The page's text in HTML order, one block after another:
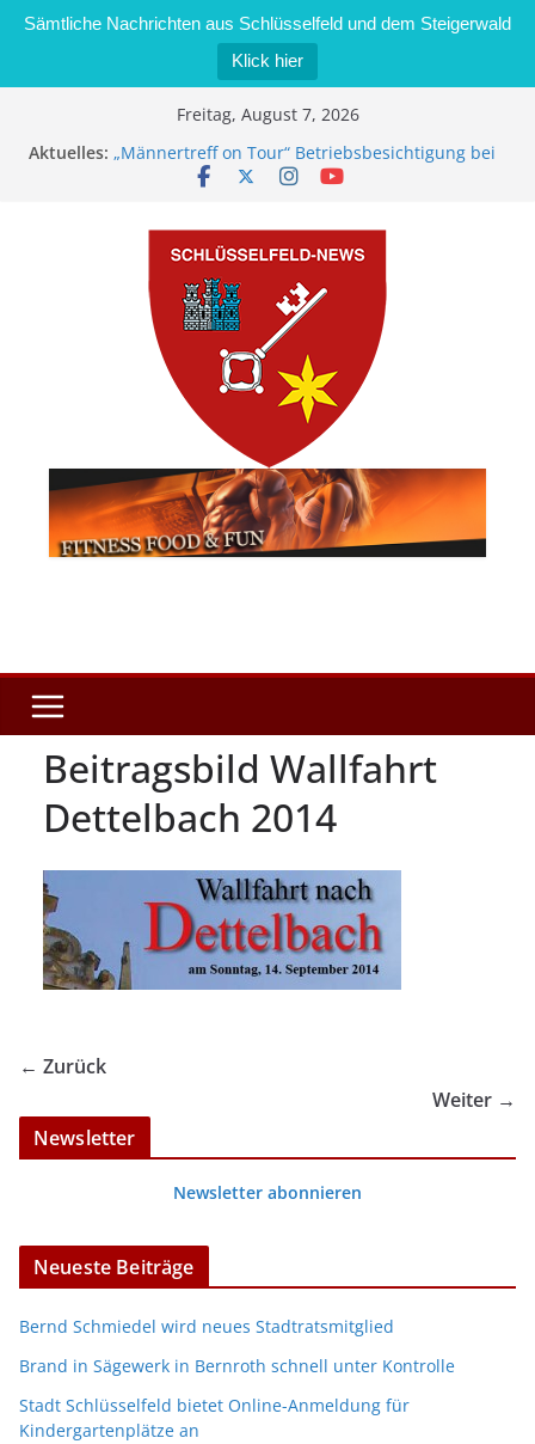
Sämtliche Nachrichten aus Schlüsselfeld und dem Steigerwald
Klick hier
Freitag, August 7, 2026
Aktuelles: „Männertreff on Tour“ Betriebsbesichtigung bei
der Schreinerei Zimmermann GmbH
Brand in Sägewerk in Bernroth schnell unter
Kontrolle
Stadt Schlüsselfeld bietet Online-Anmeldung für
Kindergartenplätze an
Dieseldiebstahl im Wert von 600 Euro
Beitragsbild Wallfahrt
Dettelbach 2014
← Zurück
Weiter →
Newsletter
Newsletter abonnieren
Neueste Beiträge
Bernd Schmiedel wird neues Stadtratsmitglied
Brand in Sägewerk in Bernroth schnell unter Kontrolle
Stadt Schlüsselfeld bietet Online-Anmeldung für
Kindergartenplätze an